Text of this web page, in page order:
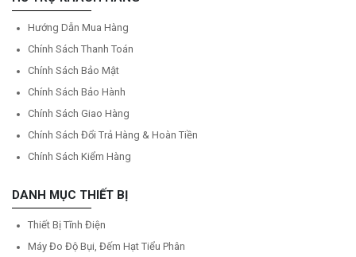
Hướng Dẫn Mua Hàng
Chính Sách Thanh Toán
Chính Sách Bảo Mật
Chính Sách Bảo Hành
Chính Sách Giao Hàng
Chính Sách Đổi Trả Hàng & Hoàn Tiền
Chính Sách Kiểm Hàng
DANH MỤC THIẾT BỊ
Thiết Bị Tĩnh Điện
Máy Đo Độ Bụi, Đếm Hạt Tiểu Phân